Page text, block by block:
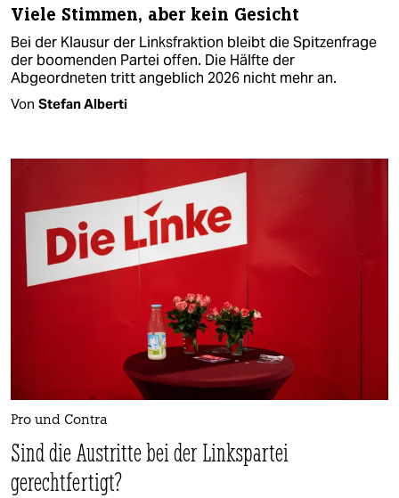
Viele Stimmen, aber kein Gesicht
Bei der Klausur der Linksfraktion bleibt die Spitzenfrage
der boomenden Partei offen. Die Hälfte der
Abgeordneten tritt angeblich 2026 nicht mehr an.
Von Stefan Alberti
Pro und Contra
Sind die Austritte bei der Linkspartei
gerechtfertigt?